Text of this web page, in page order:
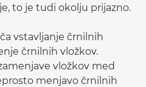
to je tudi okolju prijazno.
vstavljanje črnilnih
črnilnih vložkov.
vložkov med
menjavo črnilnih